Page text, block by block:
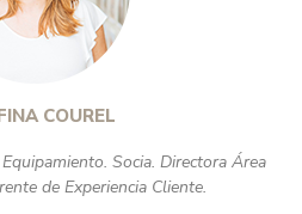
COUREL
Socia. Directora Área
de Experiencia Cliente.